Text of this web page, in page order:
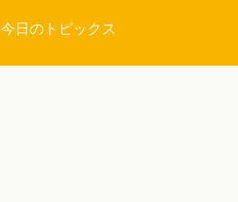
今日のトピックス